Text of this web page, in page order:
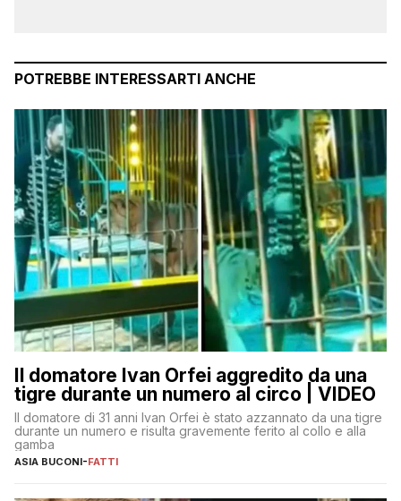
POTREBBE INTERESSARTI ANCHE
Il domatore Ivan Orfei aggredito da una
tigre durante un numero al circo | VIDEO
Il domatore di 31 anni Ivan Orfei è stato azzannato da una tigre
durante un numero e risulta gravemente ferito al collo e alla
gamba
ASIA BUCONI-FATTI